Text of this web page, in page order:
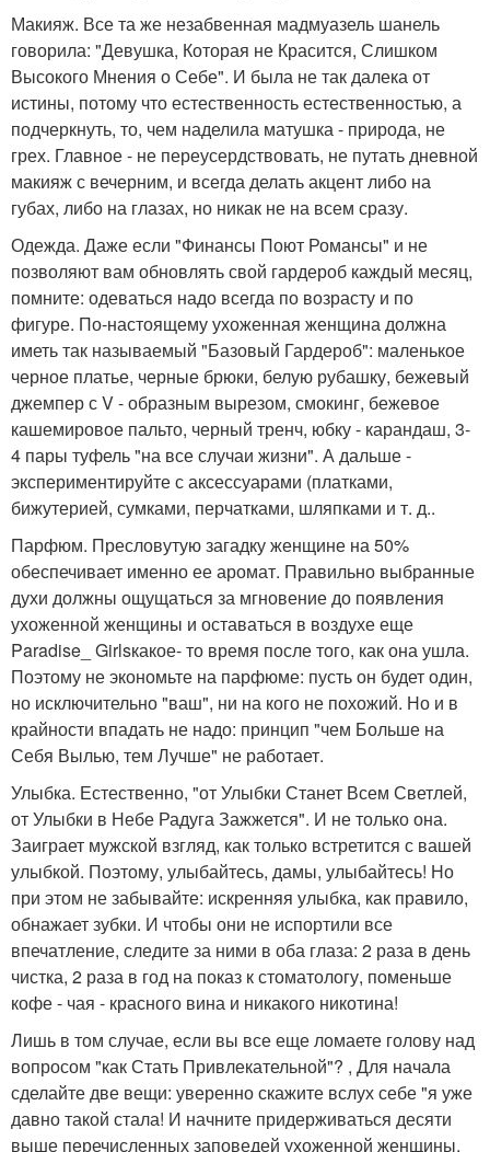
Макияж. Все та же незабвенная мадмуазель шанель
говорила: "Девушка, Которая не Красится, Слишком
Высокого Мнения о Себе". И была не так далека от
истины, потому что естественность естественностью, а
подчеркнуть, то, чем наделила матушка - природа, не
грех. Главное - не переусердствовать, не путать дневной
макияж с вечерним, и всегда делать акцент либо на
губах, либо на глазах, но никак не на всем сразу.
Одежда. Даже если "Финансы Поют Романсы" и не
позволяют вам обновлять свой гардероб каждый месяц,
помните: одеваться надо всегда по возрасту и по
фигуре. По-настоящему ухоженная женщина должна
иметь так называемый "Базовый Гардероб": маленькое
черное платье, черные брюки, белую рубашку, бежевый
джемпер с V - образным вырезом, смокинг, бежевое
кашемировое пальто, черный тренч, юбку - карандаш, 3-
4 пары туфель "на все случаи жизни". А дальше -
экспериментируйте с аксессуарами (платками,
бижутерией, сумками, перчатками, шляпками и т. д..
Парфюм. Пресловутую загадку женщине на 50%
обеспечивает именно ее аромат. Правильно выбранные
духи должны ощущаться за мгновение до появления
ухоженной женщины и оставаться в воздухе еще
Paradise_ Girlsкакое- то время после того, как она ушла.
Поэтому не экономьте на парфюме: пусть он будет один,
но исключительно "ваш", ни на кого не похожий. Но и в
крайности впадать не надо: принцип "чем Больше на
Себя Вылью, тем Лучше" не работает.
Улыбка. Естественно, "от Улыбки Станет Всем Светлей,
от Улыбки в Небе Радуга Зажжется". И не только она.
Заиграет мужской взгляд, как только встретится с вашей
улыбкой. Поэтому, улыбайтесь, дамы, улыбайтесь! Но
при этом не забывайте: искренняя улыбка, как правило,
обнажает зубки. И чтобы они не испортили все
впечатление, следите за ними в оба глаза: 2 раза в день
чистка, 2 раза в год на показ к стоматологу, поменьше
кофе - чая - красного вина и никакого никотина!
Лишь в том случае, если вы все еще ломаете голову над
вопросом "как Стать Привлекательной"? , Для начала
сделайте две вещи: уверенно скажите вслух себе "я уже
давно такой стала! И начните придерживаться десяти
выше перечисленных заповедей ухоженной женщины.